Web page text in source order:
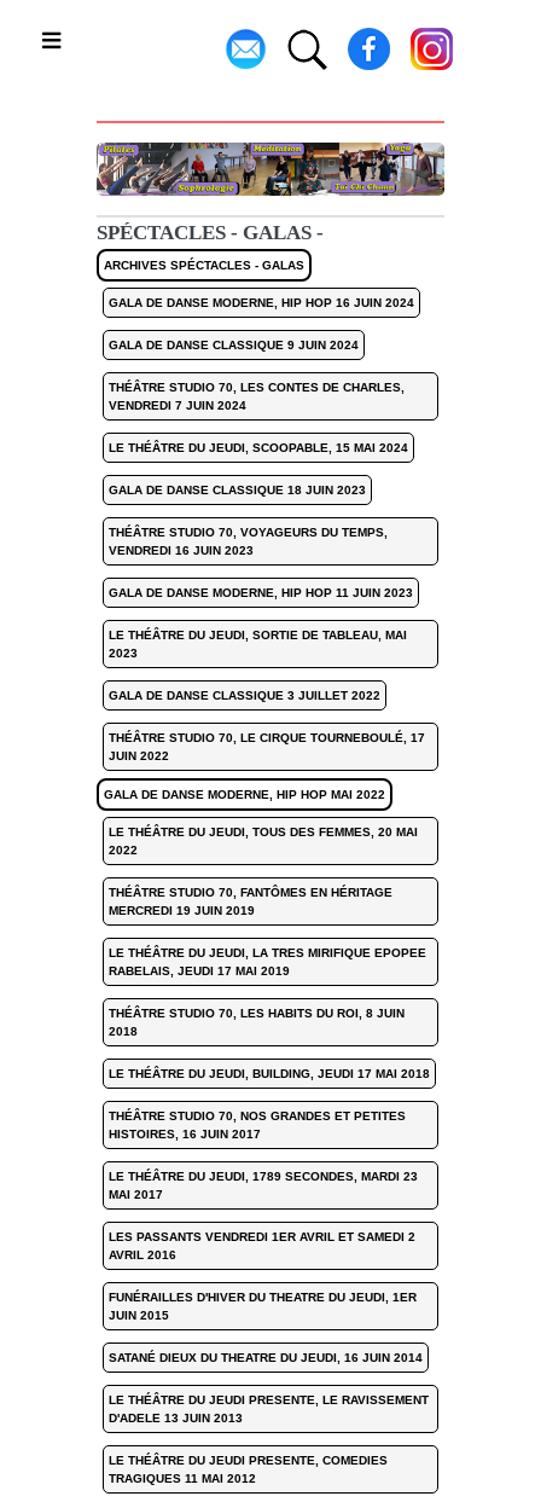
SPÉCTACLES - GALAS -
ARCHIVES SPÉCTACLES - GALAS
GALA DE DANSE MODERNE, HIP HOP 16 JUIN 2024
GALA DE DANSE CLASSIQUE 9 JUIN 2024
THÉÂTRE STUDIO 70, LES CONTES DE CHARLES,
VENDREDI 7 JUIN 2024
LE THÉÂTRE DU JEUDI, SCOOPABLE, 15 MAI 2024
GALA DE DANSE CLASSIQUE 18 JUIN 2023
THÉÂTRE STUDIO 70, VOYAGEURS DU TEMPS,
VENDREDI 16 JUIN 2023
GALA DE DANSE MODERNE, HIP HOP 11 JUIN 2023
LE THÉÂTRE DU JEUDI, SORTIE DE TABLEAU, MAI
2023
GALA DE DANSE CLASSIQUE 3 JUILLET 2022
THÉÂTRE STUDIO 70, LE CIRQUE TOURNEBOULÉ, 17
JUIN 2022
GALA DE DANSE MODERNE, HIP HOP MAI 2022
LE THÉÂTRE DU JEUDI, TOUS DES FEMMES, 20 MAI
2022
THÉÂTRE STUDIO 70, FANTÔMES EN HÉRITAGE
MERCREDI 19 JUIN 2019
LE THÉÂTRE DU JEUDI, LA TRES MIRIFIQUE EPOPEE
RABELAIS, JEUDI 17 MAI 2019
THÉÂTRE STUDIO 70, LES HABITS DU ROI, 8 JUIN
2018
LE THÉÂTRE DU JEUDI, BUILDING, JEUDI 17 MAI 2018
THÉÂTRE STUDIO 70, NOS GRANDES ET PETITES
HISTOIRES, 16 JUIN 2017
LE THÉÂTRE DU JEUDI, 1789 SECONDES, MARDI 23
MAI 2017
LES PASSANTS VENDREDI 1ER AVRIL ET SAMEDI 2
AVRIL 2016
FUNÉRAILLES D'HIVER DU THEATRE DU JEUDI, 1ER
JUIN 2015
SATANÉ DIEUX DU THEATRE DU JEUDI, 16 JUIN 2014
LE THÉÂTRE DU JEUDI PRESENTE, LE RAVISSEMENT
D'ADELE 13 JUIN 2013
LE THÉÂTRE DU JEUDI PRESENTE, COMEDIES
TRAGIQUES 11 MAI 2012